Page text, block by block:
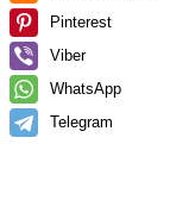
Pinterest
Viber
WhatsApp
Telegram